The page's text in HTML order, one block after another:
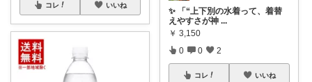
コレ いいね
✨ 「“上下別の水着って、着替
えやすさが神 ...
￥ 3,150
0 0 2
コレ いいね